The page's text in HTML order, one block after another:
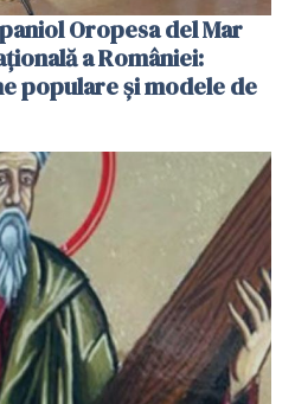
Oropesa del Mar
a României:
populare și modele de